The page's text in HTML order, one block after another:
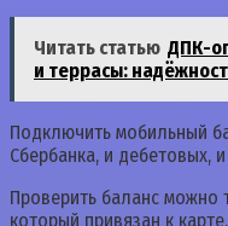
Читать статью ДПК-
и террасы:
Подключить мобильный
Сбербанка, и дебетовых,
Проверить баланс
который привязан к